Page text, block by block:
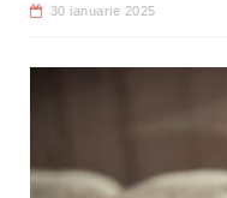
30 ianuarie 2025